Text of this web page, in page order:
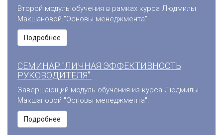
Второй модуль обучения в рамках курса Людмилы
Макшановой "Основы менеджмента".
Подробнее
СЕМИНАР "ЛИЧНАЯ ЭФФЕКТИВНОСТЬ
РУКОВОДИТЕЛЯ".
Завершающий модуль обучения из курса Людмилы
Макшановой "Основы менеджмента".
Подробнее